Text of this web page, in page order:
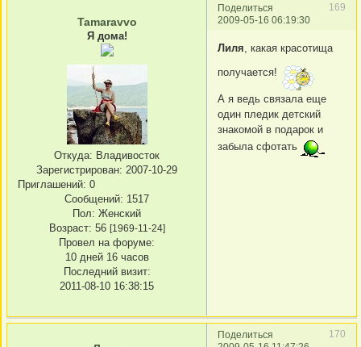
Поделиться
169
2009-05-16 06:19:30
Tamaravvo
Я дома!
Откуда: Владивосток
Зарегистрирован: 2007-10-29
Приглашений: 0
Сообщений: 1517
Пол: Женский
Возраст: 56 [1969-11-24]
Провел на форуме:
10 дней 16 часов
Последний визит:
2011-08-10 16:38:15
Лиля, какая красотища
получается!
А я ведь связала еще
один пледик детский
знакомой в подарок и
забыла сфотать
Поделиться
170